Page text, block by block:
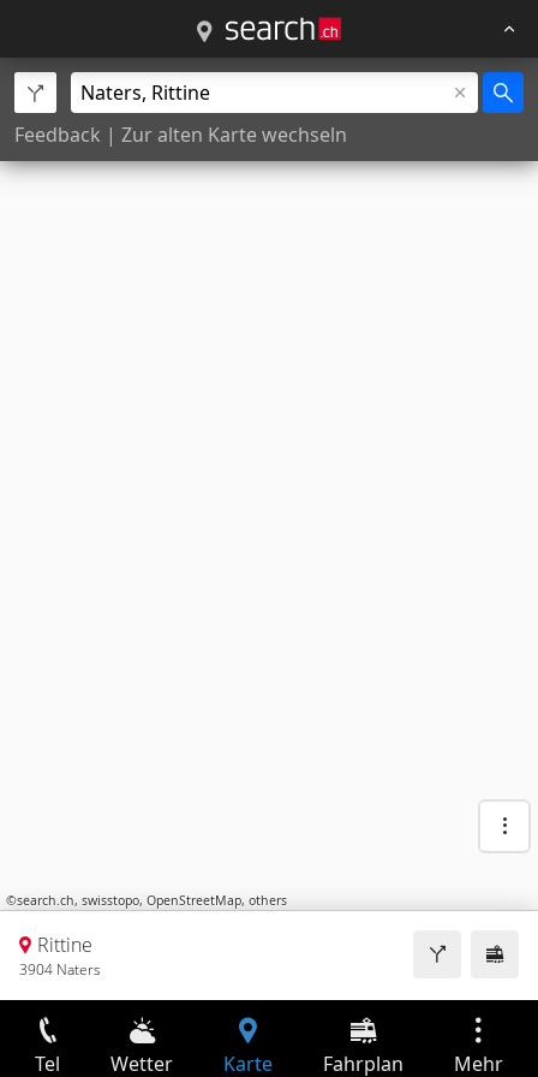
Feedback | Zur alten Karte wechseln
©search.ch, swisstopo, OpenStreetMap, others
Rittine
3904 Naters
Tel Wetter Karte Fahrplan Mehr